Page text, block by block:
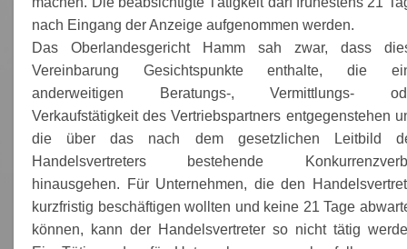
nach Eingang der Anzeige aufgenommen werden.
Das Oberlandesgericht Hamm sah zwar, dass
Vereinbarung Gesichtspunkte enthalte, die
anderweitigen Beratungs-, Vermittlungs-
Verkaufstätigkeit des Vertriebspartners entgegenstehen
die über das nach dem gesetzlichen Leitbild
Handelsvertreters bestehende
hinausgehen. Für Unternehmen, die den
kurzfristig beschäftigen wollten und keine 21 Tage
können, kann der Handelsvertreter so nicht tätig